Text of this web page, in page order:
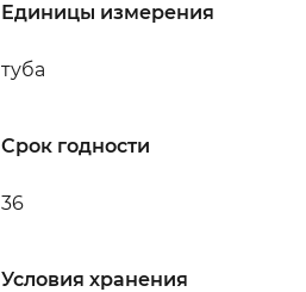
Единицы измерения
туба
Срок годности
36
Условия хранения